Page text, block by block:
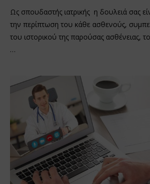
Ως σπουδαστής ιατρικής η δουλειά σας
την περίπτωση του κάθε ασθενούς,
του ιστορικού της παρούσας ασθένειας,
…